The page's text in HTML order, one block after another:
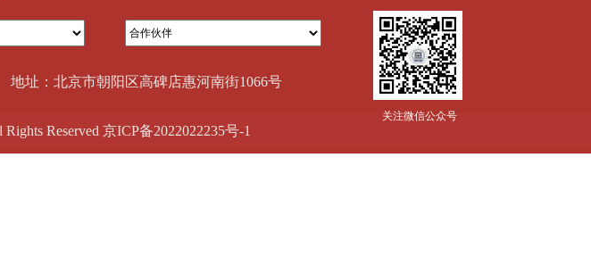
址：北京市朝阳区高碑店惠河南街1066号
关注微信公众号
Reserved 京ICP备2022022235号-1